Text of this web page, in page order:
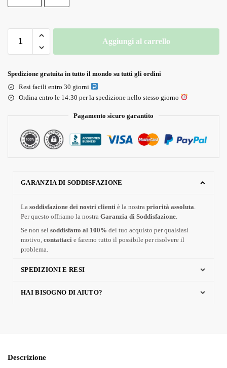
Aggiungi al carrello
Spedizione gratuita in tutto il mondo su tutti gli ordini
Resi facili entro 30 giorni
Ordina entro le 14:30 per la spedizione nello stesso giorno
Pagamento sicuro garantito
GARANZIA DI SODDISFAZIONE
La soddisfazione dei nostri clienti è la nostra priorità assoluta
Per questo offriamo la nostra Garanzia di Soddisfazione
Se non sei soddisfatto al 100% del tuo acquisto per qualsiasi
motivo, contattaci e faremo tutto il possibile per risolvere il
problema.
SPEDIZIONI E RESI
HAI BISOGNO DI AIUTO?
Descrizione